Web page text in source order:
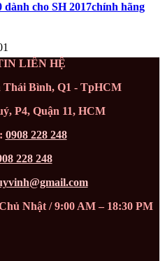
cho SH 2017chính hãng
LIÊN HỆ
Thái Bình, Q1 - TpHCM
P4, Quận 11, HCM
0908 228 248
228 248
Nhật / 9:00 AM – 18:30 PM